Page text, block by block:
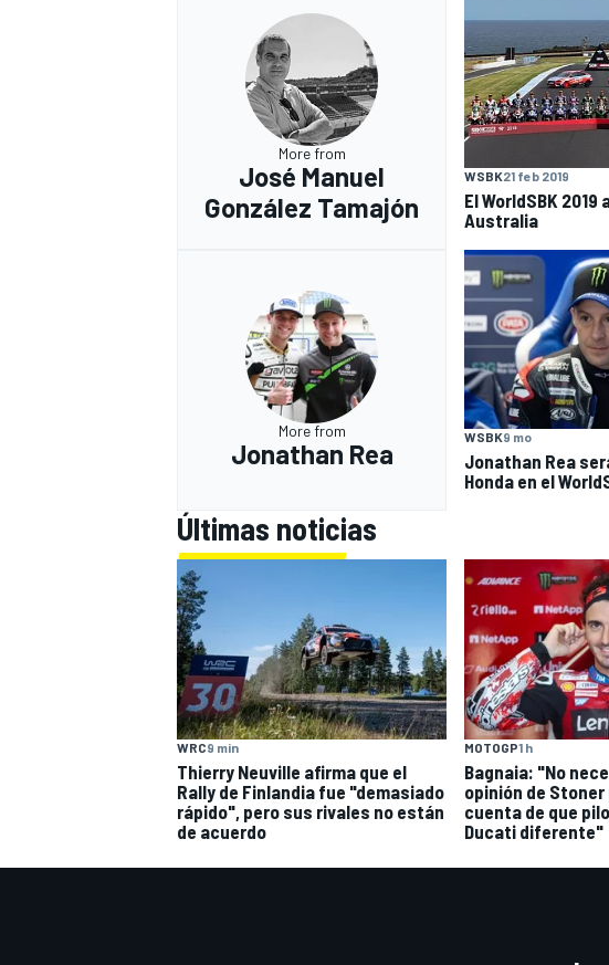
More from
José Manuel
González Tamajón
WSBK21 feb 2019
El WorldSBK 2019
Australia
More from
Jonathan Rea
WSBK9 mo
Jonathan Rea
Honda en el
Últimas noticias
WRC9 min
Thierry Neuville afirma que el
Rally de Finlandia fue "demasiado
rápido", pero sus rivales no están
de acuerdo
MOTOGP1 h
Bagnaia: "No
opinión de Stoner
cuenta de que
Ducati diferente"